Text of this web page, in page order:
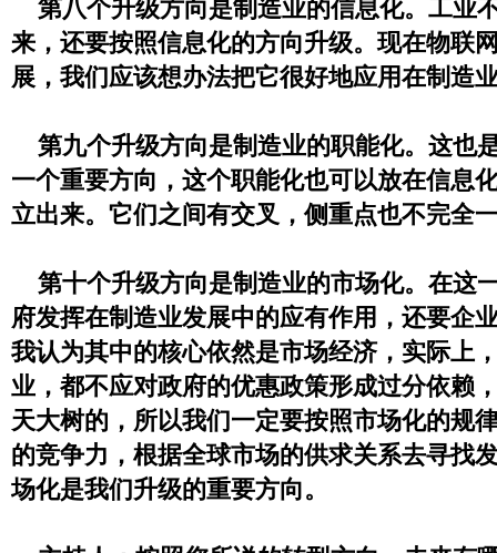
第八个升级方向是制造业的信息化。工业
来，还要按照信息化的方向升级。现在物联
展，我们应该想办法把它很好地应用在制造
第九个升级方向是制造业的职能化。这也
一个重要方向，这个职能化也可以放在信息
立出来。它们之间有交叉，侧重点也不完全
第十个升级方向是制造业的市场化。在这
府发挥在制造业发展中的应有作用，还要企
我认为其中的核心依然是市场经济，实际上
业，都不应对政府的优惠政策形成过分依赖
天大树的，所以我们一定要按照市场化的规
的竞争力，根据全球市场的供求关系去寻找
场化是我们升级的重要方向。